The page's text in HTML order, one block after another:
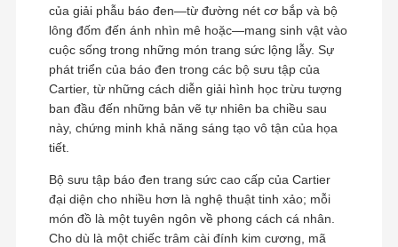
của giải phẫu báo đen—từ đường nét cơ bắp và bộ
lông đốm đến ánh nhìn mê hoặc—mang sinh vật vào
cuộc sống trong những món trang sức lộng lẫy. Sự
phát triển của báo đen trong các bộ sưu tập của
Cartier, từ những cách diễn giải hình học trừu tượng
ban đầu đến những bản vẽ tự nhiên ba chiều sau
này, chứng minh khả năng sáng tạo vô tận của họa
tiết.
Bộ sưu tập báo đen trang sức cao cấp của Cartier
đại diện cho nhiều hơn là nghệ thuật tinh xảo; mỗi
món đồ là một tuyên ngôn về phong cách cá nhân.
Cho dù là một chiếc trâm cài đính kim cương, mã